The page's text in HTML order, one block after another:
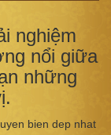
nghiệm
nổi giữa
những